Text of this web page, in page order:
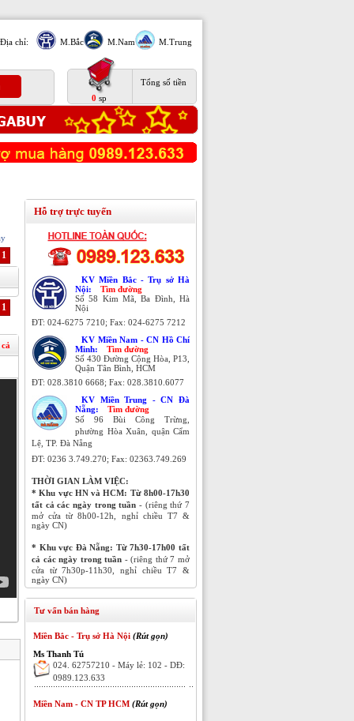
Địa chỉ:
M.Bắc M.Nam
M.Trung
0 sp
Tổng số tiền
1
1
Hỗ trợ trực tuyến
KV Miền Bắc - Trụ sở Hà
Nội:
Tìm đường
Số 58 Kim Mã, Ba Đình, Hà
Nội
ĐT: 024-6275 7210; Fax: 024-6275 7212
KV Miền Nam - CN Hồ Chí
Minh:
Tìm đường
Số 430 Đường Cộng Hòa, P13,
Quận Tân Bình, HCM
ĐT: 028.3810 6668; Fax: 028.3810.6077
KV Miền Trung - CN Đà
Nẵng:
Tìm đường
Số 96 Bùi Công Trừng,
phường Hòa Xuân, quận Cẩm
Lệ, TP. Đà Nẵng
ĐT: 0236 3.749.270; Fax: 02363.749.269
THỜI GIAN LÀM VIỆC:
* Khu vực HN và HCM: Từ 8h00-17h30
tất cả các ngày trong tuần - (riêng thứ 7
mở cửa từ 8h00-12h, nghỉ chiều T7 &
ngày CN)
* Khu vực Đà Nẵng: Từ 7h30-17h00 tất
cả các ngày trong tuần - (riêng thứ 7 mở
cửa từ 7h30p-11h30, nghỉ chiều T7 &
ngày CN)
Tư vấn bán hàng
Miền Bắc - Trụ sở Hà Nội (Rút gọn)
Ms Thanh Tú
024. 62757210 - Máy lẻ: 102 - DĐ:
0989.123.633
Miền Nam - CN TP HCM (Rút gọn)